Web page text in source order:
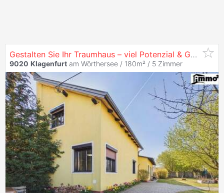
Gestalten Sie Ihr Traumhaus – viel Potenzial & Garten in
9020 Klagenfurt am Wörthersee / 180m² / 5 Zimmer